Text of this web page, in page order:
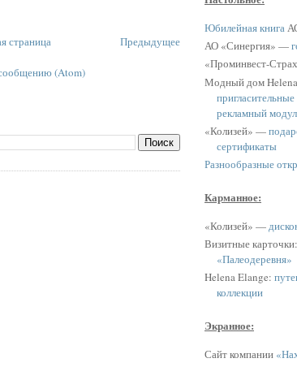
Предыдущее
страница
(Atom)
Юбилейная книга
АО «Синергия» —
«Проминвест-
Модный дом
рекламный
«Колизей» —
сертификаты
Разнообразные
Карманное:
«Колизей» —
Визитные
«Палеодеревня»
Helena Elange:
коллекции
Экранное:
Сайт компании